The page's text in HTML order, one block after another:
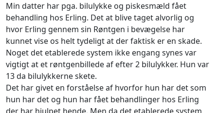
Min datter har pga. bilulykke og piskesmæld fået
behandling hos Erling. Det at blive taget alvorlig og
hvor Erling gennem sin Røntgen i bevægelse har
kunnet vise os helt tydeligt at der faktisk er en skade.
Noget det etablerede system ikke engang synes var
vigtigt at et røntgenbillede af efter 2 bilulykker. Hun var
13 da bilulykkerne skete.
Det har givet en forståelse af hvorfor hun har det som
hun har det og hun har fået behandlinger hos Erling